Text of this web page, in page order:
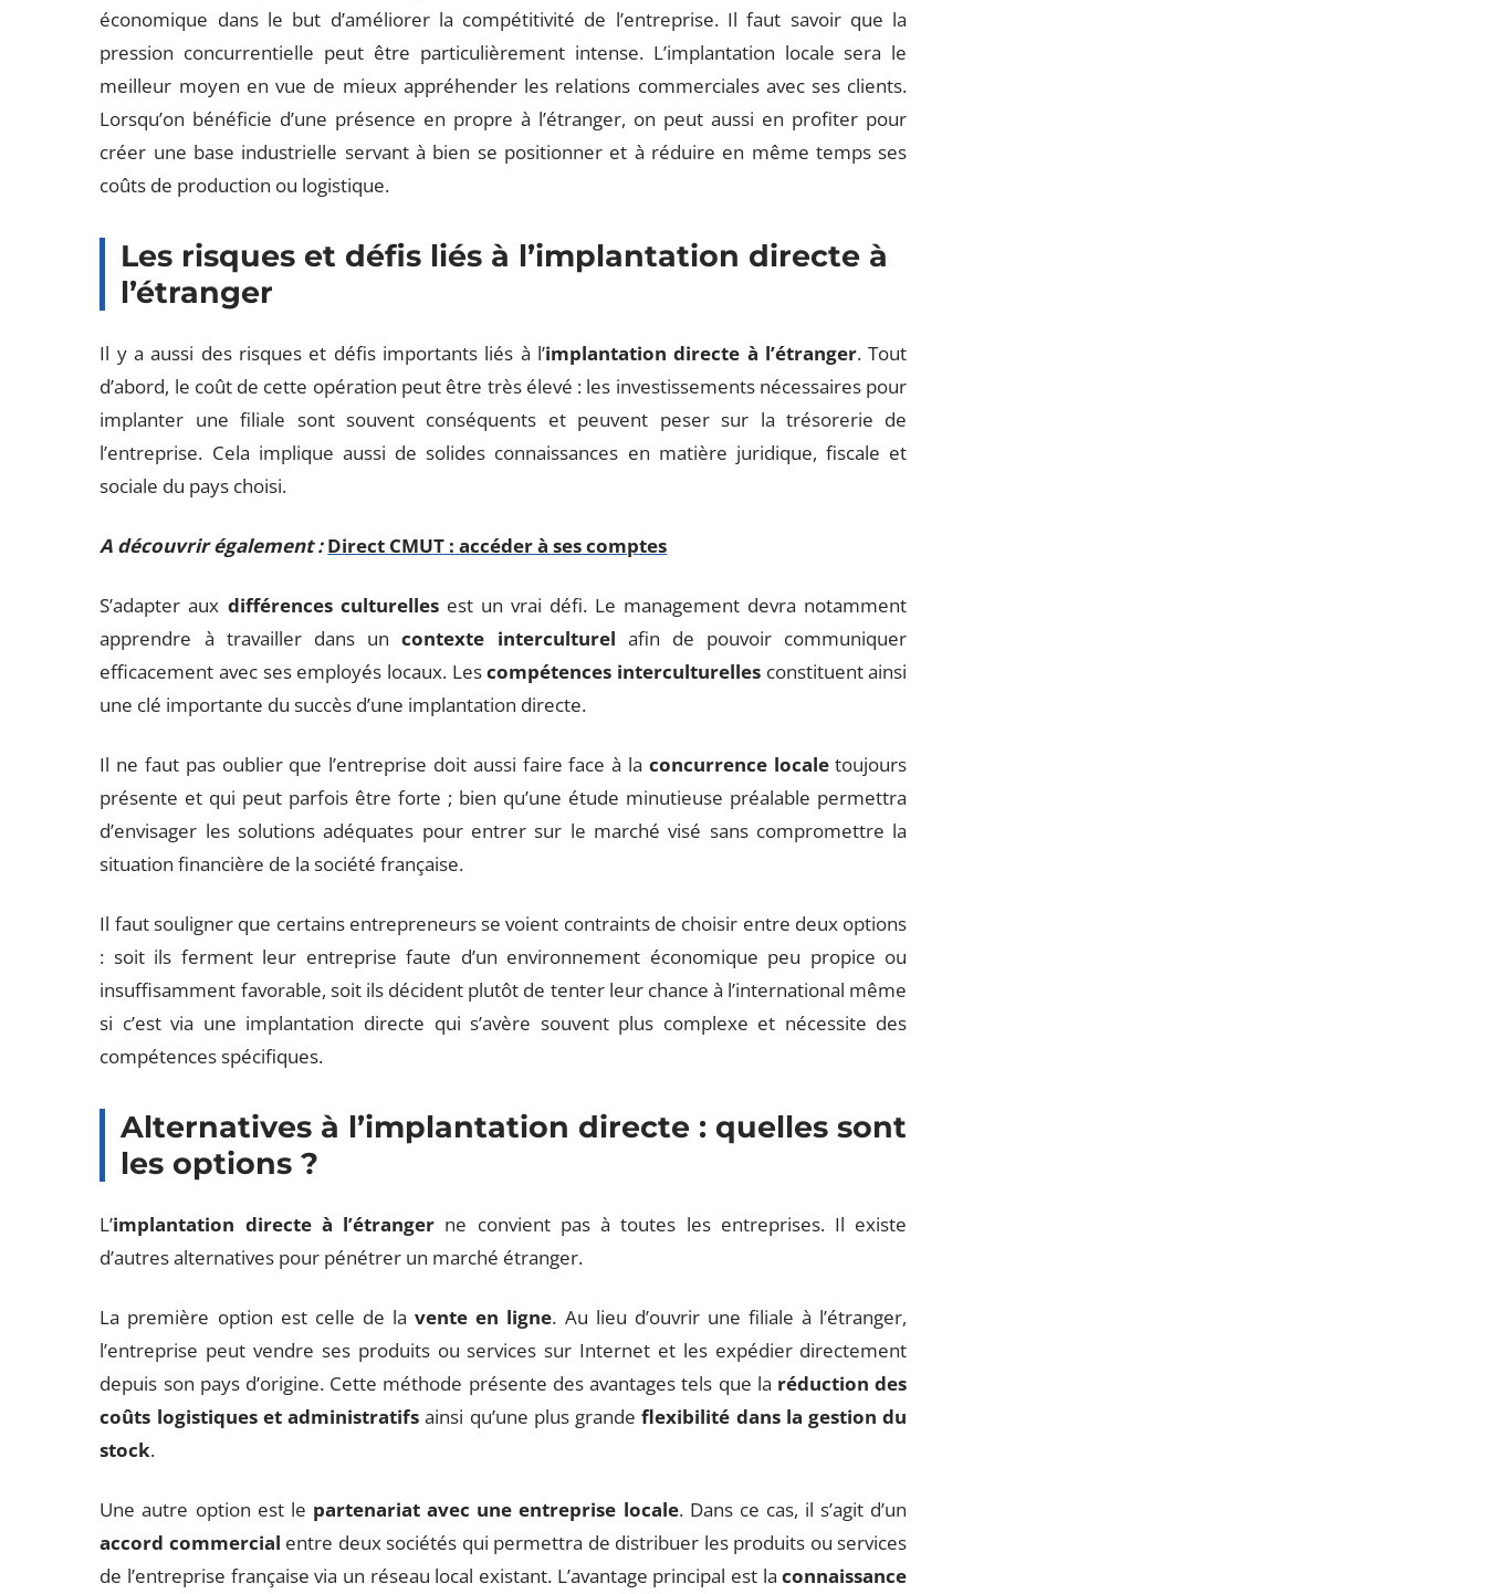
économique dans le but d’améliorer la compétitivité de l’entreprise. Il faut savoir que la
pression concurrentielle peut être particulièrement intense. L’implantation locale sera le
meilleur moyen en vue de mieux appréhender les relations commerciales avec ses clients.
Lorsqu’on bénéficie d’une présence en propre à l’étranger, on peut aussi en profiter pour
créer une base industrielle servant à bien se positionner et à réduire en même temps ses
coûts de production ou logistique.
Les risques et défis liés à l’implantation directe à
l’étranger
Il y a aussi des risques et défis importants liés à l’implantation directe à l’étranger. Tout
d’abord, le coût de cette opération peut être très élevé : les investissements nécessaires pour
implanter une filiale sont souvent conséquents et peuvent peser sur la trésorerie de
l’entreprise. Cela implique aussi de solides connaissances en matière juridique, fiscale et
sociale du pays choisi.
A découvrir également : Direct CMUT : accéder à ses comptes
S’adapter aux différences culturellesest un vrai défi. Le management devra notamment
apprendre à travailler dans uncontexte interculturel afin de pouvoir communiquer
efficacement avec ses employés locaux. Lescompétences interculturelles constituent ainsi
une clé importante du succès d’une implantation directe.
Il ne faut pas oublier que l’entreprise doit aussi faire face à la concurrence localetoujours
présente et qui peut parfois être forte ; bien qu’une étude minutieuse préalable permettra
d’envisager les solutions adéquates pour entrer sur le marché visé sans compromettre la
situation financière de la société française.
Il faut souligner que certains entrepreneurs se voient contraints de choisir entre deux options
: soit ils ferment leur entreprise faute d’un environnement économique peu propice ou
insuffisamment favorable, soit ils décident plutôt de tenter leur chance à l’international même
si c’est via une implantation directe qui s’avère souvent plus complexe et nécessite des
compétences spécifiques.
Alternatives à l’implantation directe : quelles sont
les options ?
L’implantation directe à l’étranger ne convient pas à toutes les entreprises. Il existe
d’autres alternatives pour pénétrer un marché étranger.
La première option est celle de lavente en ligne. Au lieu d’ouvrir une filiale à l’étranger,
l’entreprise peut vendre ses produits ou services sur Internet et les expédier directement
depuis son pays d’origine. Cette méthode présente des avantages tels que la réduction des
coûts logistiques et administratifs ainsi qu’une plus grandeflexibilité dans la gestion du
stock.
Une autre option est le partenariat avec une entreprise locale. Dans ce cas, il s’agit d’un
accord commercial entre deux sociétés qui permettra de distribuer les produits ou services
de l’entreprise française via un réseau local existant. L’avantage principal est laconnaissance